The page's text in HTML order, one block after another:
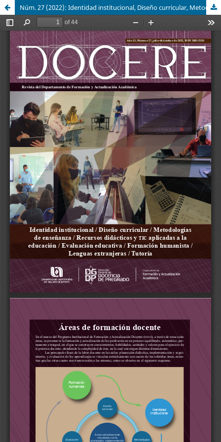
Núm. 27 (2022): Identidad institucional, Diseño curricular, Metodologías de enseñanza, Recursos didácticos y TIC aplicadas a la educación, Evaluación educativa, Formación humanista, Lenguas extranjeras, Tutoría